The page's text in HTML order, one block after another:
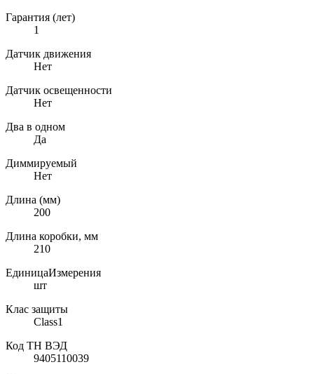
Гарантия (лет)
1
Датчик движения
Нет
Датчик освещенности
Нет
Два в одном
Да
Диммируемый
Нет
Длина (мм)
200
Длина коробки, мм
210
ЕдиницаИзмерения
шт
Клас защиты
Class1
Код ТН ВЭД
9405110039